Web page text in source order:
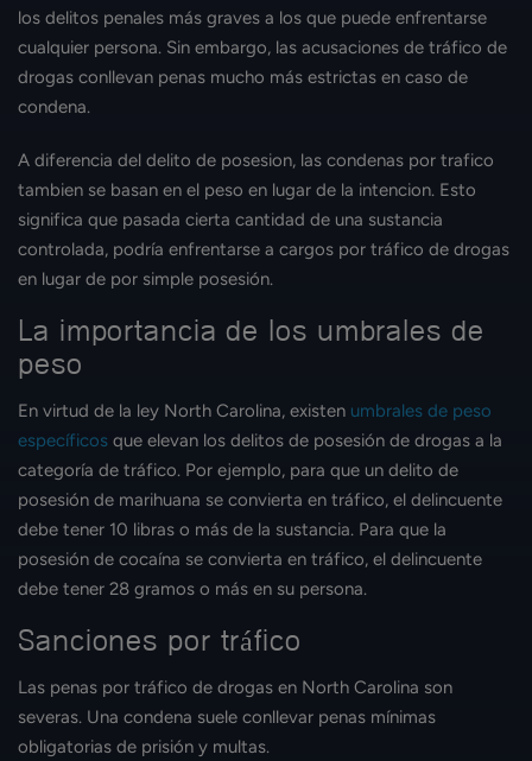
los delitos penales más graves a los que puede enfrentarse
cualquier persona. Sin embargo, las acusaciones de tráfico de
drogas conllevan penas mucho más estrictas en caso de
condena.
A diferencia del delito de posesion, las condenas por trafico
tambien se basan en el peso en lugar de la intencion. Esto
significa que pasada cierta cantidad de una sustancia
controlada, podría enfrentarse a cargos por tráfico de drogas
en lugar de por simple posesión.
La importancia de los umbrales de
peso
En virtud de la ley North Carolina, existen umbrales de peso
específicos que elevan los delitos de posesión de drogas a la
categoría de tráfico. Por ejemplo, para que un delito de
posesión de marihuana se convierta en tráfico, el delincuente
debe tener 10 libras o más de la sustancia. Para que la
posesión de cocaína se convierta en tráfico, el delincuente
debe tener 28 gramos o más en su persona.
Sanciones por tráfico
Las penas por tráfico de drogas en North Carolina son
severas. Una condena suele conllevar penas mínimas
obligatorias de prisión y multas.